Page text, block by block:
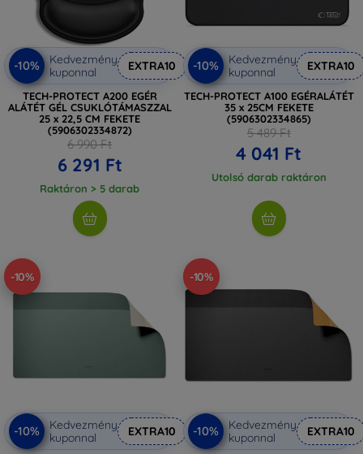
-10%
Kedvezmény
kuponnal
EXTRA10
TECH-PROTECT A200 EGÉR
ALÁTÉT GÉL CSUKLÓTÁMASZZAL
25 x 22,5 CM FEKETE
(5906302334872)
6 990 Ft
6 291 Ft
Raktáron > 5 darab
-10%
Kedvezmény
kuponnal
EXTRA10
TECH-PROTECT A100 EGÉRALÁTÉT
35 x 25CM FEKETE
(5906302334865)
5 489 Ft
4 041 Ft
Utolsó darab raktáron
-10%
-10%
Kedvezmény
kuponnal
EXTRA10
-10%
-10%
Kedvezmény
kuponnal
EXTRA10